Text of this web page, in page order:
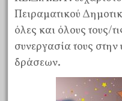
Πειραματικού
όλες και όλους τους/
συνεργασία τους
δράσεων.